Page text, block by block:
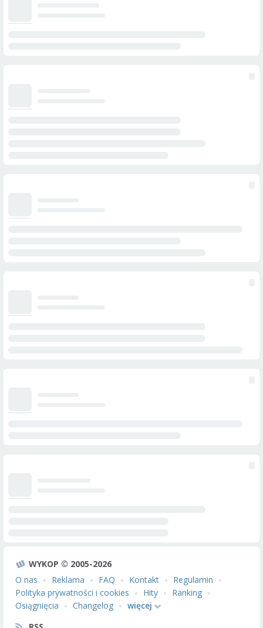
WYKOP © 2005-2026
O nas
Reklama FAQ Kontakt
Regulamin
Polityka prywatności i cookies
Hity
Ranking
Osiągnięcia
Changelog
więcej